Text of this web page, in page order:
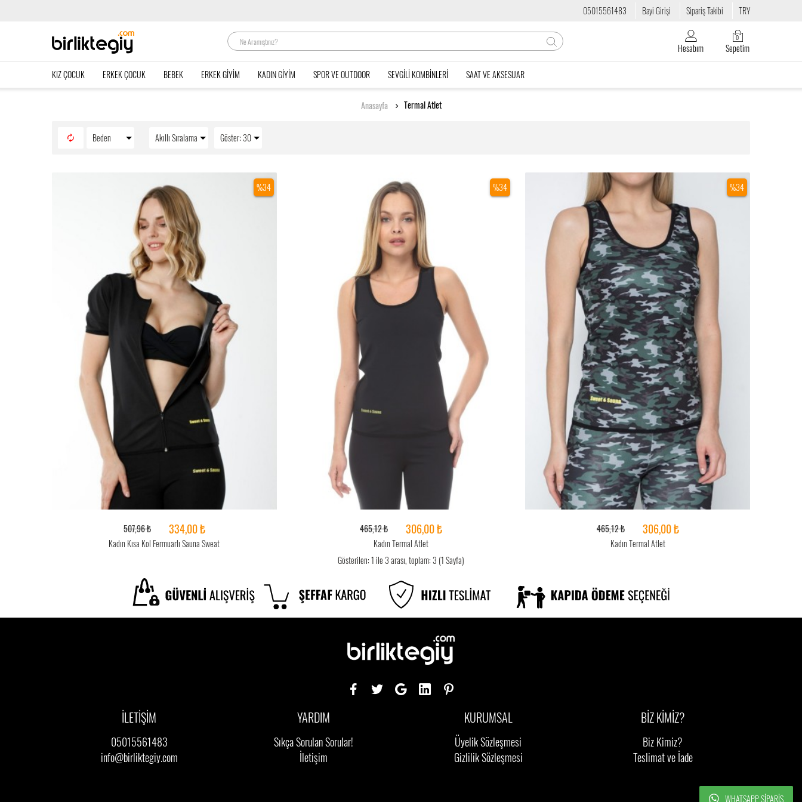
05015561483 Bayi Girişi Sipariş Takibi TRY
Hesabım
0
Sepetim
KIZ ÇOCUK ERKEK ÇOCUK BEBEK ERKEK GIYIM KADIN GIYIM SPOR VE OUTDOOR SEVGILI KOMBINLERI SAAT VE AKSESUAR
Anasayfa Termal Atlet
Beden Akıllı Sıralama Göster: 30
%34
507,96 ₺ 334,00 ₺
Kadın Kısa Kol Fermuarlı Sauna Sweat
%34
465,12 ₺ 306,00 ₺
Kadın Termal Atlet
%34
465,12 ₺ 306,00 ₺
Kadın Termal Atlet
Gösterilen: 1 ile 3 arası, toplam: 3 (1 Sayfa)
İLETİŞİM
05015561483
info@birliktegiy.com
YARDIM
Sıkça Sorulan Sorular!
İletişim
KURUMSAL
Üyelik Sözleşmesi
Gizlilik Sözleşmesi
BİZ KİMİZ?
Biz Kimiz?
Teslimat ve İade
WHATSAPP SIPARIŞ